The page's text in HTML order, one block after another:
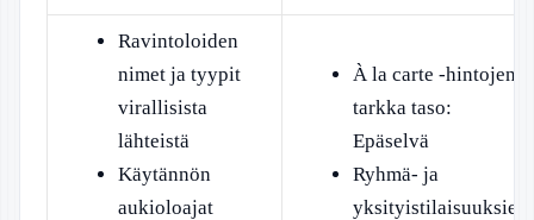
Ravintoloiden
nimet ja tyypit
virallisista
lähteistä
Käytännön
aukioloajat
À la carte -hintojen
tarkka taso:
Epäselvä
Ryhmä- ja
yksityistilaisuuksien